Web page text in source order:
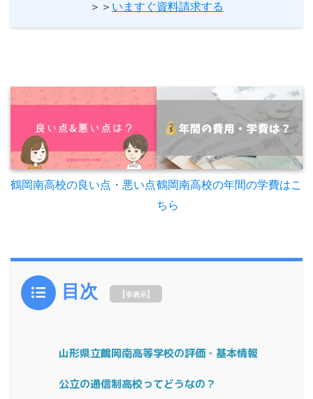
＞＞ いますぐ資料請求する
鶴岡南高校の良い点・悪い点鶴岡南高校の年間の学費はこ
ちら
目次 [非表示]
山形県立鶴岡南高等学校の評価・基本情報
公立の通信制高校ってどうなの？